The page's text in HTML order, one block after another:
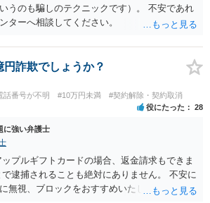
うのも騙しのテクニックです）。 不安であれ
ターへ相談してください。
詐欺でしょうか？
話番号が不明 #10万円未満 #契約解除・契約取消
役にたった 28
に強い弁護士
プルギフトカードの場合、返金請求もできま
逮捕されることも絶対にありません。 不安に
無視、ブロックをおすすめいたします。